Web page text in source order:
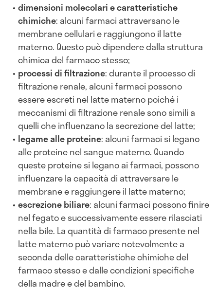
dimensioni molecolari e caratteristiche
chimiche: alcuni farmaci attraversano le
membrane cellulari e raggiungono il latte
materno. Questo può dipendere dalla struttura
chimica del farmaco stesso;
processi di filtrazione: durante il processo di
filtrazione renale, alcuni farmaci possono
essere escreti nel latte materno poiché i
meccanismi di filtrazione renale sono simili a
quelli che influenzano la secrezione del latte;
legame alle proteine: alcuni farmaci si legano
alle proteine nel sangue materno. Quando
queste proteine si legano ai farmaci, possono
influenzare la capacità di attraversare le
membrane e raggiungere il latte materno;
escrezione biliare: alcuni farmaci possono finire
nel fegato e successivamente essere rilasciati
nella bile. La quantità di farmaco presente nel
latte materno può variare notevolmente a
seconda delle caratteristiche chimiche del
farmaco stesso e dalle condizioni specifiche
della madre e del bambino.